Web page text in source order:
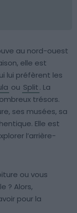
au nord-ouest
elle est
lui préfèrent les
ou Split. La
trésors.
ses musées, sa
Elle est
l’arrière-
ou vous
? Alors,
pour la